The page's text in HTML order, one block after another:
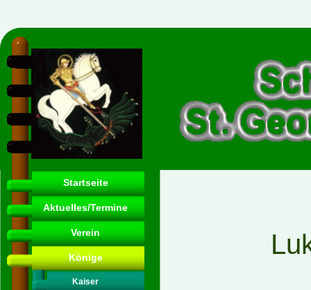
Startseite
Aktuelles/Termine
Verein
Könige
Kaiser